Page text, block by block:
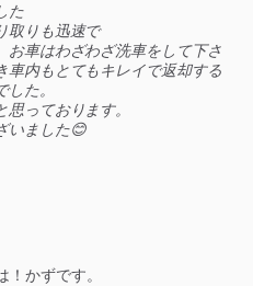
た
取りも迅速で
お車はわざわざ洗車をして下さ
車内もとてもキレイで返却する
た。
思っております。
いました😊
！かずです。